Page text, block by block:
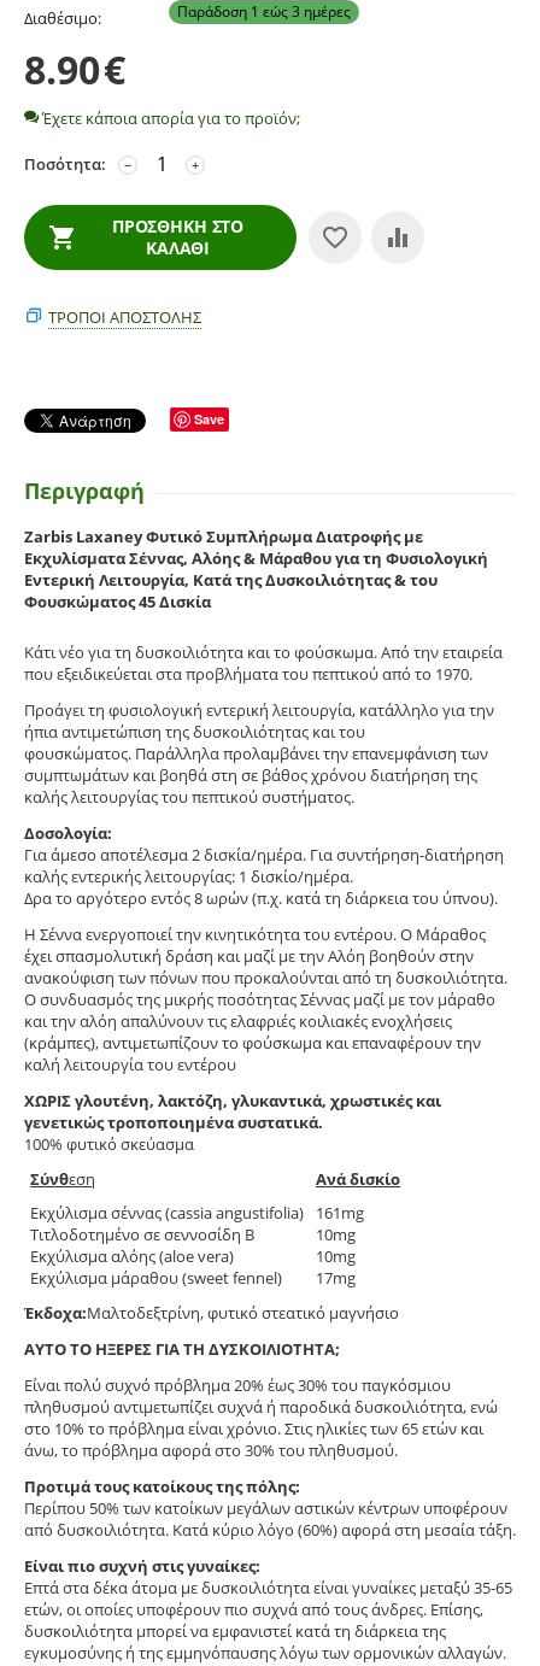
Διαθέσιμο: Παράδοση 1 εώς 3 ημέρες
8.90€
Έχετε κάποια απορία για το προϊόν;
Ποσότητα: +
−
ΠΡΟΣΘΉΚΗ ΣΤΟ
ΚΑΛΆΘΙ
ΤΡΌΠΟΙ ΑΠΟΣΤΟΛΉΣ
Save
Περιγραφή
Zarbis Laxaney Φυτικό Συμπλήρωμα Διατροφής με
Εκχυλίσματα Σέννας, Αλόης & Μάραθου για τη Φυσιολογική
Εντερική Λειτουργία, Κατά της Δυσκοιλιότητας & του
Φουσκώματος 45 Δισκία
Κάτι νέο για τη δυσκοιλιότητα και το φούσκωμα. Από την εταιρεία
που εξειδικεύεται στα προβλήματα του πεπτικού από το 1970.
Προάγει τη φυσιολογική εντερική λειτουργία, κατάλληλο για την
ήπια αντιμετώπιση της δυσκοιλιότητας και του
φουσκώματος. Παράλληλα προλαμβάνει την επανεμφάνιση των
συμπτωμάτων και βοηθά στη σε βάθος χρόνου διατήρηση της
καλής λειτουργίας του πεπτικού συστήματος.
Δοσολογία:
Για άμεσο αποτέλεσμα 2 δισκία/ημέρα. Για συντήρηση-διατήρηση
καλής εντερικής λειτουργίας: 1 δισκίο/ημέρα.
Δρα τo αργότερο εντός 8 ωρών (π.χ. κατά τη διάρκεια του ύπνου).
Η Σέννα ενεργοποιεί την κινητικότητα του εντέρου. Ο Μάραθος
έχει σπασμολυτική δράση και μαζί με την Αλόη βοηθούν στην
ανακούφιση των πόνων που προκαλούνται από τη δυσκοιλιότητα.
Ο συνδυασμός της μικρής ποσότητας Σέννας μαζί με τον μάραθο
και την αλόη απαλύνουν τις ελαφριές κοιλιακές ενοχλήσεις
(κράμπες), αντιμετωπίζουν το φούσκωμα και επαναφέρουν την
καλή λειτουργία του εντέρου
ΧΩΡΙΣ γλουτένη, λακτόζη, γλυκαντικά, χρωστικές και
γενετικώς τροποποιημένα συστατικά.
100% φυτικό σκεύασμα
Σύνθεση
Ανά δισκίο
Εκχύλισμα σέννας (cassia angustifolia)
Τιτλοδοτημένο σε σεννοσίδη Β
Εκχύλισμα αλόης (aloe vera)
Εκχύλισμα μάραθου (sweet fennel)
161mg
10mg
10mg
17mg
Έκδοχα:Μαλτοδεξτρίνη, φυτικό στεατικό μαγνήσιο
ΑΥΤΟ ΤΟ ΗΞΕΡΕΣ ΓΙΑ ΤΗ ΔΥΣΚΟΙΛΙΟΤΗΤΑ;
Είναι πολύ συχνό πρόβλημα 20% έως 30% του παγκόσμιου
πληθυσμού αντιμετωπίζει συχνά ή παροδικά δυσκοιλιότητα, ενώ
στο 10% το πρόβλημα είναι χρόνιο. Στις ηλικίες των 65 ετών και
άνω, το πρόβλημα αφορά στο 30% του πληθυσμού.
Προτιμά τους κατοίκους της πόλης:
Περίπου 50% των κατοίκων μεγάλων αστικών κέντρων υποφέρουν
από δυσκοιλιότητα. Κατά κύριο λόγο (60%) αφορά στη μεσαία τάξη.
Είναι πιο συχνή στις γυναίκες:
Επτά στα δέκα άτομα με δυσκοιλιότητα είναι γυναίκες μεταξύ 35-65
ετών, οι οποίες υποφέρουν πιο συχνά από τους άνδρες. Επίσης,
δυσκοιλιότητα μπορεί να εμφανιστεί κατά τη διάρκεια της
εγκυμοσύνης ή της εμμηνόπαυσης λόγω των ορμονικών αλλαγών.